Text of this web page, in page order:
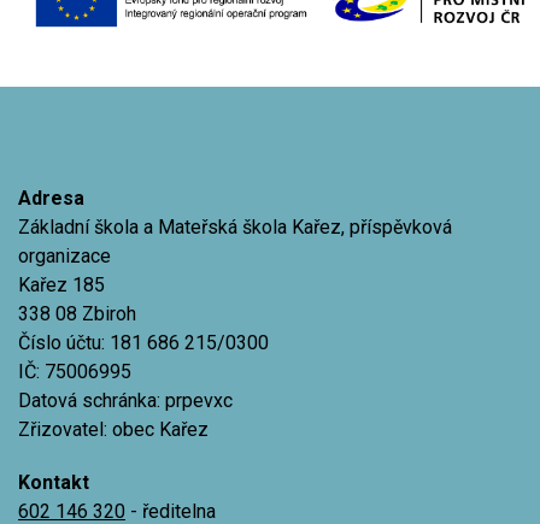
Adresa
Základní škola a Mateřská škola Kařez, příspěvková
organizace
Kařez 185
338 08 Zbiroh
Číslo účtu: 181 686 215/0300
IČ: 75006995
Datová schránka: prpevxc
Zřizovatel: obec Kařez
Kontakt
602 146 320 - ředitelna